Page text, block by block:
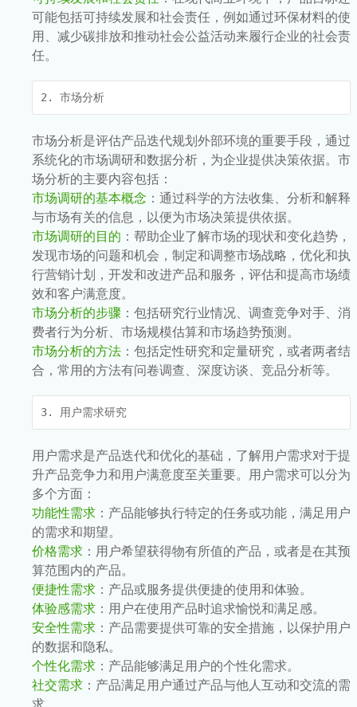
可能包括可持续发展和社会责任，例如通过环保材料的使
用、减少碳排放和推动社会公益活动来履行企业的社会责
任。
2. 市场分析
市场分析是评估产品迭代规划外部环境的重要手段，通过
系统化的市场调研和数据分析，为企业提供决策依据。市
场分析的主要内容包括：
市场调研的基本概念 ：通过科学的方法收集、分析和解释
与市场有关的信息，以便为市场决策提供依据。
市场调研的目的 ：帮助企业了解市场的现状和变化趋势，
发现市场的问题和机会，制定和调整市场战略，优化和执
行营销计划，开发和改进产品和服务，评估和提高市场绩
效和客户满意度。
市场分析的步骤 ：包括研究行业情况、调查竞争对手、消
费者行为分析、市场规模估算和市场趋势预测。
市场分析的方法 ：包括定性研究和定量研究，或者两者结
合，常用的方法有问卷调查、深度访谈、竞品分析等。
3. 用户需求研究
用户需求是产品迭代和优化的基础，了解用户需求对于提
升产品竞争力和用户满意度至关重要。用户需求可以分为
多个方面：
功能性需求 ：产品能够执行特定的任务或功能，满足用户
的需求和期望。
价格需求 ：用户希望获得物有所值的产品，或者是在其预
算范围内的产品。
便捷性需求 ：产品或服务提供便捷的使用和体验。
体验感需求 ：用户在使用产品时追求愉悦和满足感。
安全性需求 ：产品需要提供可靠的安全措施，以保护用户
的数据和隐私。
个性化需求 ：产品能够满足用户的个性化需求。
社交需求 ：产品满足用户通过产品与他人互动和交流的需
求。